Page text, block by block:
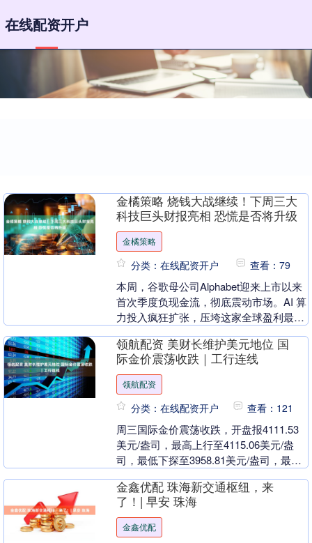
在线配资开户
金橘策略 烧钱大战继续！下周三大
科技巨头财报亮相 恐慌是否将升级
金橘策略
分类：在线配资开户 查看：79
本周，谷歌母公司Alphabet迎来上市以来
首次季度负现金流，彻底震动市场。AI 算
力投入疯狂扩张，压垮这家全球盈利最强
会进....
领航配资 美财长维护美元地位 国
际金价震荡收跌｜工行连线
领航配资
分类：在线配资开户 查看：121
周三国际金价震荡收跌，开盘报4111.53
美元/盎司，最高上行至4115.06美元/盎
司，最低下探至3958.81美元/盎司，最终
金鑫优配 珠海新交通枢纽，来
了！| 早安 珠海
金鑫优配